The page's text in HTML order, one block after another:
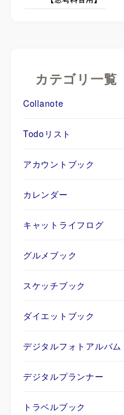
カテゴリ一覧
Collanote
Todoリスト
アカウントブック
カレンダー
キャットライフログ
グルメブック
スケッチブック
ダイエットブック
デジタルフォトアルバム
デジタルプランナー
トラベルブック